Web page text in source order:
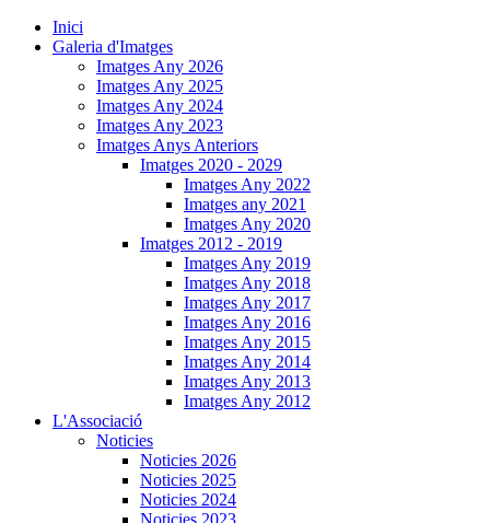
Inici
Galeria d'Imatges
Imatges Any 2026
Imatges Any 2025
Imatges Any 2024
Imatges Any 2023
Imatges Anys Anteriors
Imatges 2020 - 2029
Imatges Any 2022
Imatges any 2021
Imatges Any 2020
Imatges 2012 - 2019
Imatges Any 2019
Imatges Any 2018
Imatges Any 2017
Imatges Any 2016
Imatges Any 2015
Imatges Any 2014
Imatges Any 2013
Imatges Any 2012
L'Associació
Noticies
Noticies 2026
Noticies 2025
Noticies 2024
Noticies 2023